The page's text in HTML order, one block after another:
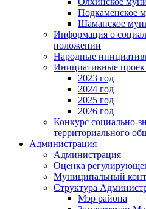
Подкаменское
Шаманское
Информация о
положении
Народные
Инициативные
2023 год
2024 год
2025 год
2026 год
Конкурс социально-
территориального
Администрация
Администрация
Оценка
Муниципальный
Структура
Мэр района